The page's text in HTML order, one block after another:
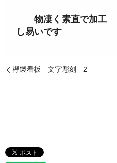
物凄く素直で加工
し易いです
欅製看板 文字彫刻 2